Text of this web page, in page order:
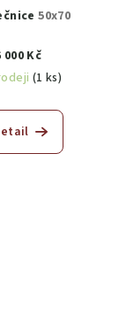
50x70
000 Kč
(1 ks)